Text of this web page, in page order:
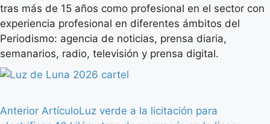
tras más de 15 años como profesional en el sector con
experiencia profesional en diferentes ámbitos del
Periodismo: agencia de noticias, prensa diaria,
semanarios, radio, televisión y prensa digital.
Anterior ArtículoLuz verde a la licitación para